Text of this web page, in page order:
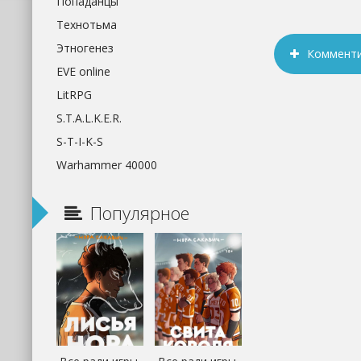
Технотьма
Этногенез
EVE online
LitRPG
S.T.A.L.K.E.R.
S-T-I-K-S
Warhammer 40000
Популярное